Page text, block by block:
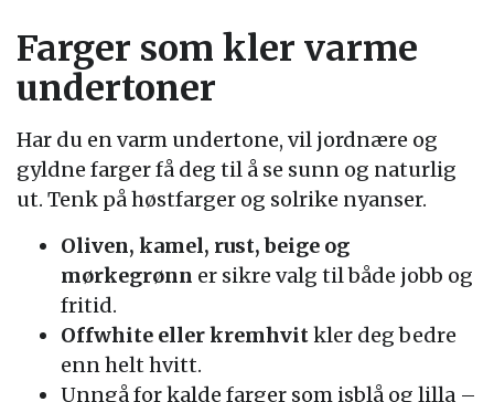
Farger som kler varme
undertoner
Har du en varm undertone, vil jordnære og
gyldne farger få deg til å se sunn og naturlig
ut. Tenk på høstfarger og solrike nyanser.
Oliven, kamel, rust, beige og
mørkegrønn er sikre valg til både jobb og
fritid.
Offwhite eller kremhvitkler deg bedre
enn helt hvitt.
Unngå for kalde farger som isblå og lilla –